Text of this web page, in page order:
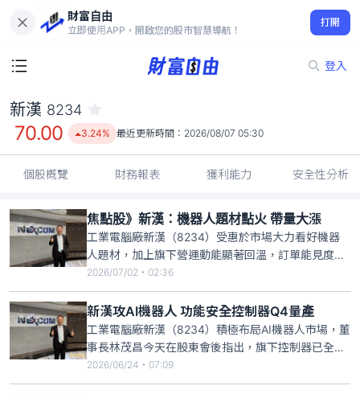
財富自由
立即使用APP，開啟您的股市智慧導航！
打開
登入
70.00
3.24%
新漢 8234
70.00 3.24% 最近更新時間： 2026/08/07 05:30
個股概覽 財務報表 獲利能力 安全性分析
焦點股》新漢：機器人題材點火 帶量大漲
工業電腦廠新漢（8234）受惠於市場大力看好機器
人題材，加上旗下營運動能顯著回溫，訂單能見度已
看到2027年，今日在買盤加持之下，新漢股價開高走
高、帶量大漲，截至上午10時19分暫報73.6元，漲幅
7.6%，成交量2791張。新漢董事長林茂昌先前表示，
旗下接單出貨比值（BB Ratio）平均已經達到
2026/07/02・02:36
新漢攻AI機器人 功能安全控制器Q4量產
工業電腦廠新漢（8234）積極布局AI機器人市場，董
事長林茂昌今天在股東會後指出，旗下控制器已全面
導入工業級客戶的機械手臂，雙方合作開發的功能安
全控制器已接近完成認證，預計今年第四季量產出
2026/06/24・07:09